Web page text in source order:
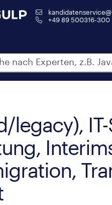
+49 89 500316-300
legacy),